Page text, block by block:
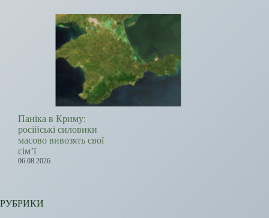
Паніка в Криму:
російські силовики
масово вивозять свої
сім’ї
06.08.2026
РУБРИКИ